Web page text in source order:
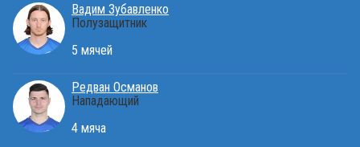
Вадим Зубавленко
Полузащитник
5 мячей
Редван Османов
Нападающий
4 мяча